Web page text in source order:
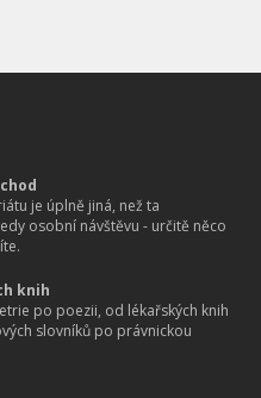
je úplně jiná, než ta
osobní návštěvu - určitě něco
knih
po poezii, od lékařských knih
slovníků po právnickou